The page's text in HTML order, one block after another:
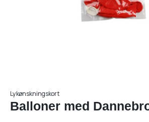
Lykønskningskort
Balloner med